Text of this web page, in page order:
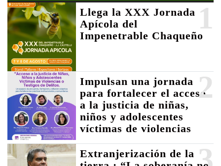
1
Llega la XXX Jornada
Apícola del
Impenetrable Chaqueño
2
Impulsan una jornada
para fortalecer el acceso
a la justicia de niñas,
niños y adolescentes
víctimas de violencias
Extranjerización de la